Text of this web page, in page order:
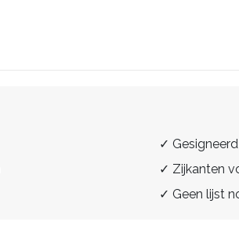
✓
✓ Zijkanten
✓ Geen lijst